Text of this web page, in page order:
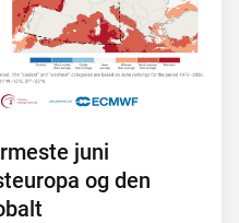
juni
og den